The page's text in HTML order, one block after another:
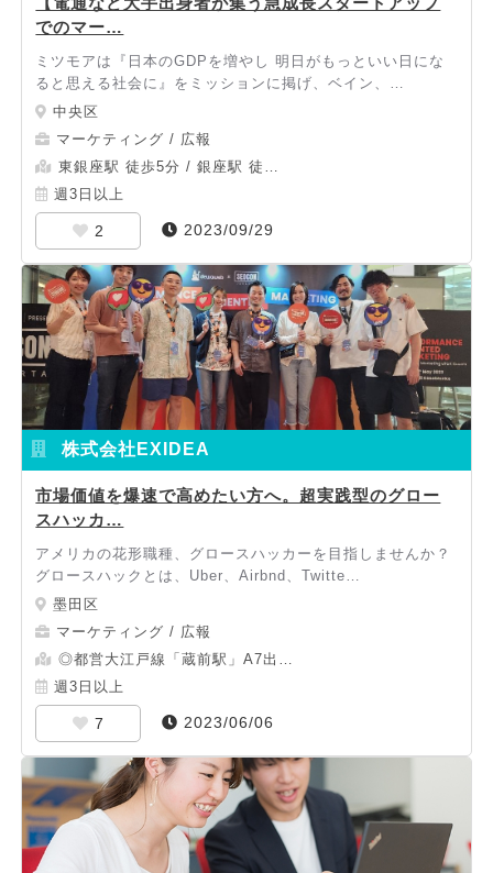
でのマー…
ミツモアは『日本のGDPを増やし 明日がもっといい日にな
ると思える社会に』をミッションに掲げ、ベイン、…
中央区
マーケティング / 広報
東銀座駅 徒歩5分 / 銀座駅 徒…
週3日以上
2 2023/09/29
株式会社EXIDEA
市場価値を爆速で高めたい方へ。超実践型のグロー
スハッカ…
アメリカの花形職種、グロースハッカーを目指しませんか？
グロースハックとは、Uber、Airbnd、Twitte…
墨田区
マーケティング / 広報
◎都営大江戸線「蔵前駅」A7出…
週3日以上
7 2023/06/06